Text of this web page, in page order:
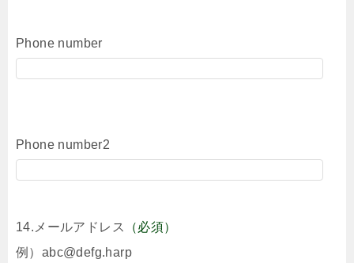
Phone number
Phone number2
14.メールアドレス
（必須）
例）abc@defg.harp